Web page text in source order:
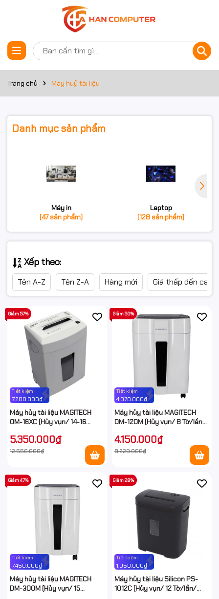
Trang chủ Máy huỷ tài liệu
Danh mục sản phẩm
Máy in
(47 sản phẩm)
Laptop
(128 sản phẩm)
Xếp theo:
Tên A-Z Tên Z-A Hàng mới Giá thấp đến cao
Tiết kiệm
7.200.000₫
Giảm 57%
Máy hủy tài liệu MAGITECH
OM-16XC (Hủy vụn/ 14-16
5.350.000₫
12.550.000₫
Tiết kiệm
4.070.000₫
Giảm 50%
Máy hủy tài liệu MAGITECH
DM-120M (Hủy vụn/ 8 Tờ/lần/
4.150.000₫
8.220.000₫
Tiết kiệm
7.450.000₫
Giảm 47%
Máy hủy tài liệu MAGITECH
DM-300M (Hủy vụn/ 15
Tiết kiệm
1.050.000₫
Giảm 28%
Máy hủy tài liệu Silicon PS-
1012C (Hủy vụn/ 12 Tờ/lần/